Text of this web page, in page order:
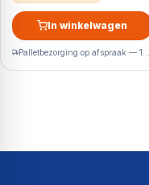
In winkelwagen